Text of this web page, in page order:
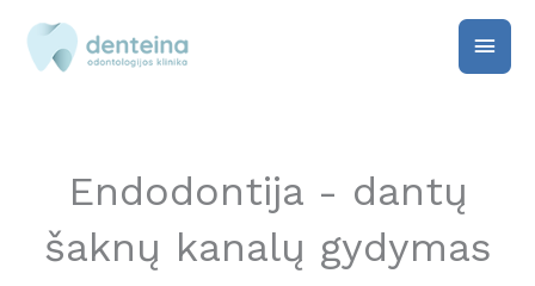
prie
turinio
Endodontija - dantų
šaknų kanalų gydymas